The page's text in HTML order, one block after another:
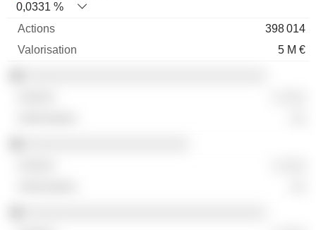
0,0331 %
398 014
5 M €